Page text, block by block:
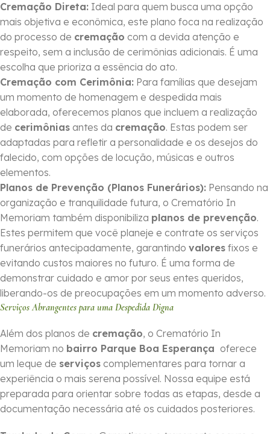
Cremação Direta: Ideal para quem busca uma opção
mais objetiva e econômica, este plano foca na realização
do processo de cremação com a devida atenção e
respeito, sem a inclusão de cerimônias adicionais. É uma
escolha que prioriza a essência do ato.
Cremação com Cerimônia: Para famílias que desejam
um momento de homenagem e despedida mais
elaborada, oferecemos planos que incluem a realização
de cerimônias antes da cremação. Estas podem ser
adaptadas para refletir a personalidade e os desejos do
falecido, com opções de locução, músicas e outros
elementos.
Planos de Prevenção (Planos Funerários): Pensando na
organização e tranquilidade futura, o Crematório In
Memoriam também disponibiliza planos de prevenção.
Estes permitem que você planeje e contrate os serviços
funerários antecipadamente, garantindo valores fixos e
evitando custos maiores no futuro. É uma forma de
demonstrar cuidado e amor por seus entes queridos,
liberando-os de preocupações em um momento adverso.
Serviços Abrangentes para uma Despedida Digna
Além dos planos de cremação, o Crematório In
Memoriam no bairro Parque Boa Esperança oferece
um leque de serviços complementares para tornar a
experiência o mais serena possível. Nossa equipe está
preparada para orientar sobre todas as etapas, desde a
documentação necessária até os cuidados posteriores.